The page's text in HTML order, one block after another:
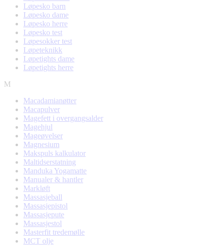
Løpesko barn
Løpesko dame
Løpesko herre
Løpesko test
Løpesokker test
Løpeteknikk
Løpetights dame
Løpetights herre
M
Macadamianøtter
Macapulver
Magefett i overgangsalder
Magehjul
Mageøvelser
Magnesium
Makspuls kalkulator
Maltidserstatning
Manduka Yogamatte
Manualer & hantler
Markløft
Massasjeball
Massasjepistol
Massasjepute
Massasjestol
Masterfit tredemølle
MCT olje